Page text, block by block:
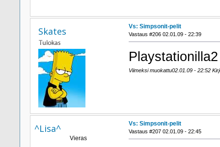
Skates Vs: Simpsonit-pelit
Vastaus #206 02.01.09 - 22:39
Viimeksi muokattu02.01.09 - 22:52
^Lisa^
Vieras
Vs: Simpsonit-pelit
Vastaus #207 02.01.09 - 22:45